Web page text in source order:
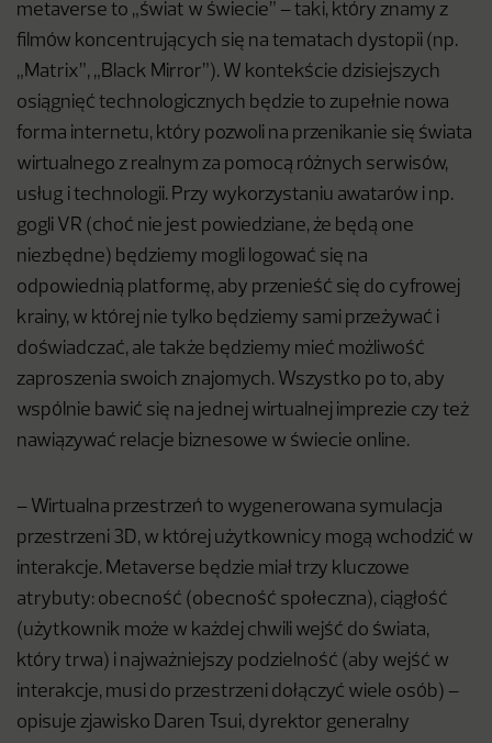
metaverse to „świat w świecie” – taki, który znamy z
filmów koncentrujących się na tematach dystopii (np.
„Matrix”, „Black Mirror”). W kontekście dzisiejszych
osiągnięć technologicznych będzie to zupełnie nowa
forma internetu, który pozwoli na przenikanie się świata
wirtualnego z realnym za pomocą różnych serwisów,
usług i technologii. Przy wykorzystaniu awatarów i np.
gogli VR (choć nie jest powiedziane, że będą one
niezbędne) będziemy mogli logować się na
odpowiednią platformę, aby przenieść się do cyfrowej
krainy, w której nie tylko będziemy sami przeżywać i
doświadczać, ale także będziemy mieć możliwość
zaproszenia swoich znajomych. Wszystko po to, aby
wspólnie bawić się na jednej wirtualnej imprezie czy też
nawiązywać relacje biznesowe w świecie online.
– Wirtualna przestrzeń to wygenerowana symulacja
przestrzeni 3D, w której użytkownicy mogą wchodzić w
interakcje. Metaverse będzie miał trzy kluczowe
atrybuty: obecność (obecność społeczna), ciągłość
(użytkownik może w każdej chwili wejść do świata,
który trwa) i najważniejszy podzielność (aby wejść w
interakcje, musi do przestrzeni dołączyć wiele osób) –
opisuje zjawisko Daren Tsui, dyrektor generalny